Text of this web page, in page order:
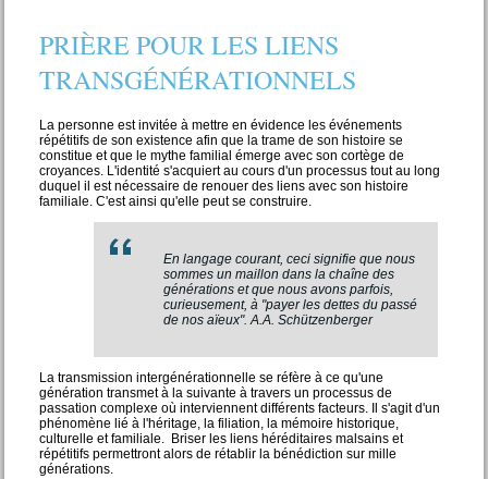
PRIÈRE POUR LES LIENS
TRANSGÉNÉRATIONNELS
La personne est invitée à mettre en évidence les événements
répétitifs de son existence afin que la trame de son histoire se
constitue et que le mythe familial émerge avec son cortège de
croyances. L'identité s'acquiert au cours d'un processus tout au long
duquel il est nécessaire de renouer des liens avec son histoire
familiale. C'est ainsi qu'elle peut se construire.
En langage courant, ceci signifie que nous
sommes un maillon dans la chaîne des
générations et que nous avons parfois,
curieusement, à "payer les dettes du passé
de nos aïeux". A.A. Schützenberger
La transmission intergénérationnelle se réfère à ce qu'une
génération transmet à la suivante à travers un processus de
passation complexe où interviennent différents facteurs. Il s'agit d'un
phénomène lié à l'héritage, la filiation, la mémoire historique,
culturelle et familiale. Briser les liens héréditaires malsains et
répétitifs permettront alors de rétablir la bénédiction sur mille
générations.